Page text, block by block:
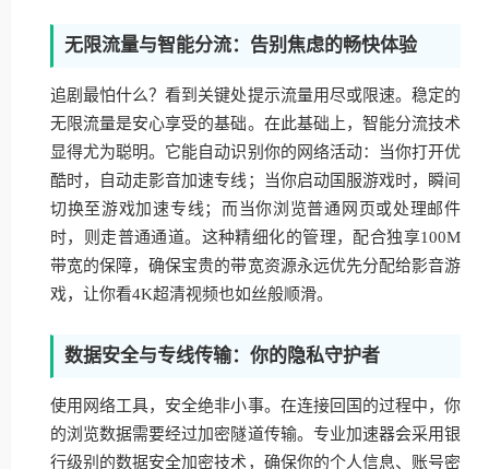
无限流量与智能分流：告别焦虑的畅快体验
追剧最怕什么？看到关键处提示流量用尽或限速。稳定的
无限流量是安心享受的基础。在此基础上，智能分流技术
显得尤为聪明。它能自动识别你的网络活动：当你打开优
酷时，自动走影音加速专线；当你启动国服游戏时，瞬间
切换至游戏加速专线；而当你浏览普通网页或处理邮件
时，则走普通通道。这种精细化的管理，配合独享100M
带宽的保障，确保宝贵的带宽资源永远优先分配给影音游
戏，让你看4K超清视频也如丝般顺滑。
数据安全与专线传输：你的隐私守护者
使用网络工具，安全绝非小事。在连接回国的过程中，你
的浏览数据需要经过加密隧道传输。专业加速器会采用银
行级别的数据安全加密技术，确保你的个人信息、账号密